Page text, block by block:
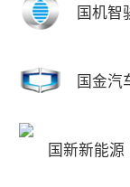
国机智
国金汽
国新新能源